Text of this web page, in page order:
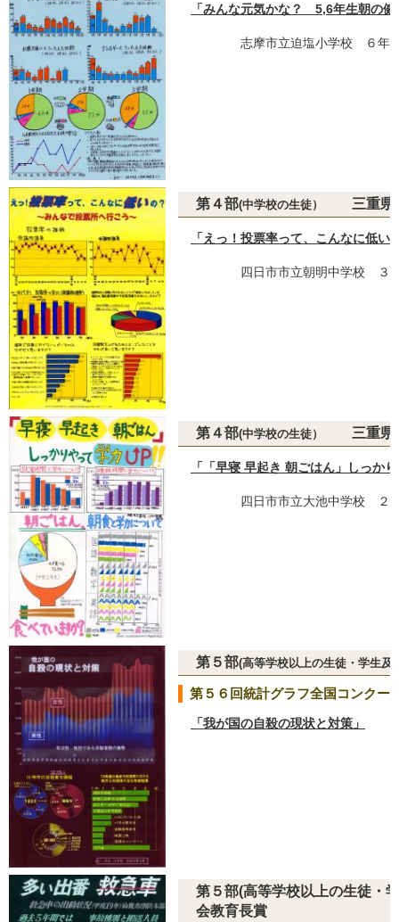
「みんな元気かな？ 5,6年生朝の健
志摩市立迫塩小学校 ６年
第４部(中学校の生徒） 三重県
「えっ！投票率って、こんなに低い
四日市市立朝明中学校 ３
第４部(中学校の生徒） 三重県教
「「早寝 早起き 朝ごはん」しっか
四日市市立大池中学校 ２
第５部(高等学校以上の生徒・学生及
第５６回統計グラフ全国コンクー
「我が国の自殺の現状と対策」
第５部(高等学校以上の生徒・
会教育長賞